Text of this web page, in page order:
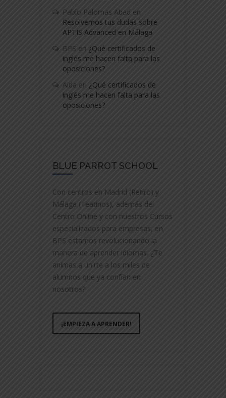
Pablo Palomas Abad en
Resolvemos tus dudas sobre
APTIS Advanced en Málaga
BPS en ¿Qué certificados de
inglés me hacen falta para las
oposiciones?
Aida en ¿Qué certificados de
inglés me hacen falta para las
oposiciones?
BLUE PARROT SCHOOL
Con centros en Madrid (Retiro) y
Málaga (Teatinos), además del
Centro Online y con nuestros Cursos
especializados para empresas, en
BPS estamos revolucionando la
manera de aprender idiomas. ¿Te
animas a unirte a los miles de
alumnos que ya confían en
nosotros?
¡EMPIEZA A APRENDER!